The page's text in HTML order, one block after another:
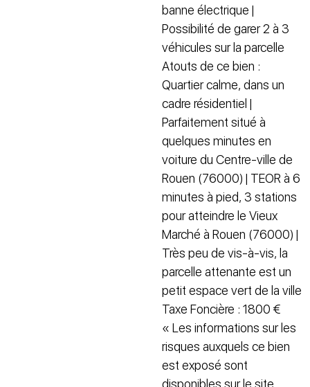
banne électrique |
Possibilité de garer 2 à 3
véhicules sur la parcelle
Atouts de ce bien :
Quartier calme, dans un
cadre résidentiel |
Parfaitement situé à
quelques minutes en
voiture du Centre-ville de
Rouen (76000) | TEOR à 6
minutes à pied, 3 stations
pour atteindre le Vieux
Marché à Rouen (76000) |
Très peu de vis-à-vis, la
parcelle attenante est un
petit espace vert de la ville
Taxe Foncière : 1800 €
« Les informations sur les
risques auxquels ce bien
est exposé sont
disponibles sur le site